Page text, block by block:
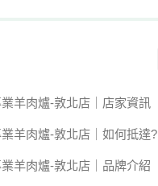
羊肉爐-敦北店｜店家資訊
羊肉爐-敦北店｜如何抵達?
羊肉爐-敦北店｜品牌介紹